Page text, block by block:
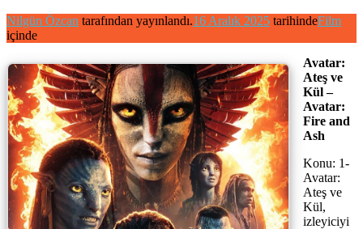
Nilgün Özcan tarafından yayınlandı.16 Aralık 2025 tarihindeFilm
içinde
Avatar:
Ateş ve
Kül –
Avatar:
Fire and
Ash
Konu: 1-
Avatar:
Ateş ve
Kül,
izleyiciyi